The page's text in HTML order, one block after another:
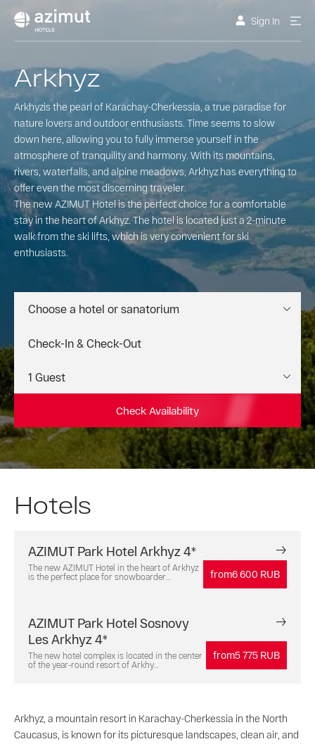
Sign In
Choose a hotel or sanatorium
Check Availability
Arkhyz
Arkhyzis the pearl of Karachay-Cherkessia, a true paradise for
nature lovers and outdoor enthusiasts. Time seems to slow
down here, allowing you to fully immerse yourself in the
atmosphere of tranquility and harmony. With its mountains,
rivers, waterfalls, and alpine meadows, Arkhyz has everything to
offer even the most discerning traveler.
The new AZIMUT Hotel is the perfect choice for a comfortable
stay in the heart of Arkhyz. The hotel is located just a 2-minute
walk from the ski lifts, which is very convenient for ski
enthusiasts.
Hotels
AZIMUT Park Hotel Arkhyz 4*
The new AZIMUT Hotel in the heart of Arkhyz
is the perfect place for snowboarder...
from6 600 RUB
AZIMUT Park Hotel Sosnovy
Les Arkhyz 4*
The new hotel complex is located in the center
of the year-round resort of Arkhy...
from5 775 RUB
Arkhyz, a mountain resort in Karachay-Cherkessia in the North
Caucasus, is known for its picturesque landscapes, clean air, and